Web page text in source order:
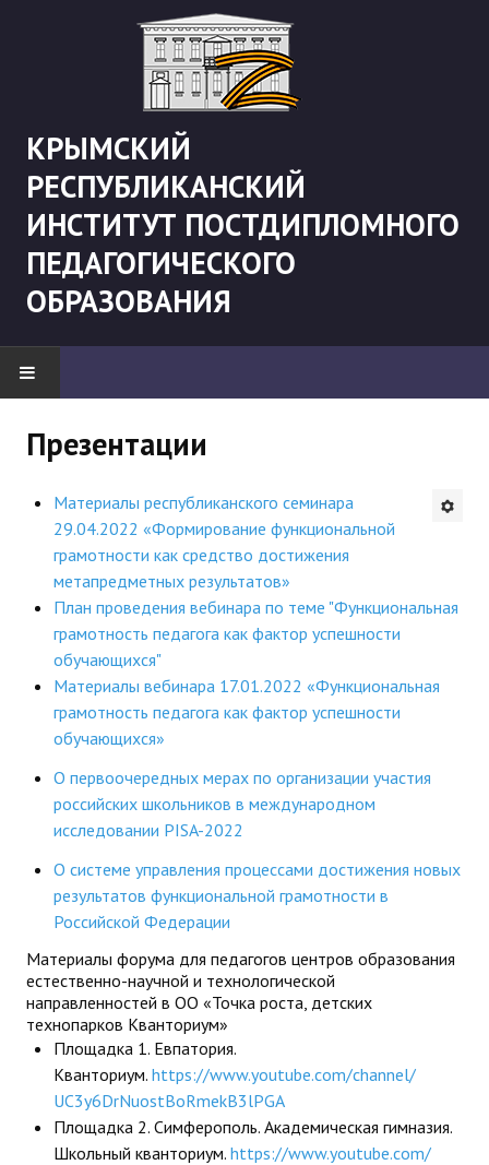
КРЫМСКИЙ
РЕСПУБЛИКАНСКИЙ
ИНСТИТУТ ПОСТДИПЛОМНОГО
ПЕДАГОГИЧЕСКОГО
ОБРАЗОВАНИЯ
Будни института
АНОНСЫ
Противодействие коррупции
В ПОМОЩЬ УЧИТЕЛЮ
Организация УВП
Карта ГИА РК
Советуем прочитать
Готовимся к новому учебному году 2026-2027
ДПО
Профессиональная переподготовка
Повышение квалификации
КОНТАКТЫ
Презентации
Материалы республиканского семинара
29.04.2022 «Формирование функциональной
грамотности как средство достижения
метапредметных результатов»
План проведения вебинара по теме "Функциональная
грамотность педагога как фактор успешности
обучающихся"
Материалы вебинара 17.01.2022 «Функциональная
грамотность педагога как фактор успешности
обучающихся»
О первоочередных мерах по организации участия
российских школьников в международном
исследовании PISA-2022
О системе управления процессами достижения новых
результатов функциональной грамотности в
Российской Федерации
Материалы форума для педагогов центров образования
естественно-научной и технологической
направленностей в ОО «Точка роста, детских
технопарков Кванториум»
Площадка 1. Евпатория.
Кванториум. https://www.youtube.com/channel/
UC3y6DrNuostBoRmekB3lPGA
Площадка 2. Симферополь. Академическая гимназия.
Школьный кванториум. https://www.youtube.com/